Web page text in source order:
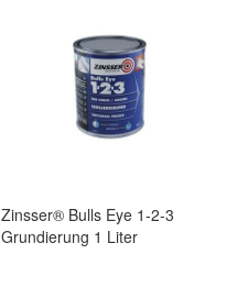
Zinsser® Bulls Eye 1-2-3
Grundierung 1 Liter